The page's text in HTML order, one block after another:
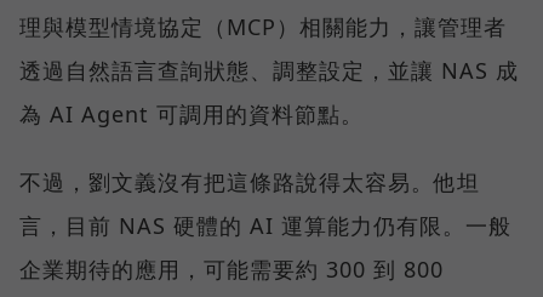
理與模型情境協定（MCP）相關能力，讓管理者
透過自然語言查詢狀態、調整設定，並讓 NAS 成
為 AI Agent 可調用的資料節點。
不過，劉文義沒有把這條路說得太容易。他坦
言，目前 NAS 硬體的 AI 運算能力仍有限。一般
企業期待的應用，可能需要約 300 到 800